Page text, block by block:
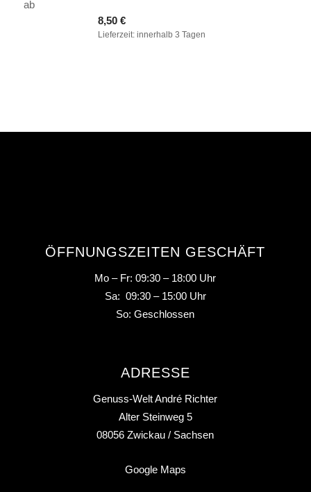
von 5
ab
8,50 €
Lieferzeit: innerhalb 3 Tagen
ÖFFNUNGSZEITEN GESCHÄFT
Mo – Fr: 09:30 – 18:00 Uhr
Sa: 09:30 – 15:00 Uhr
So: Geschlossen
ADRESSE
Genuss-Welt André Richter
Alter Steinweg 5
08056 Zwickau / Sachsen
Google Maps